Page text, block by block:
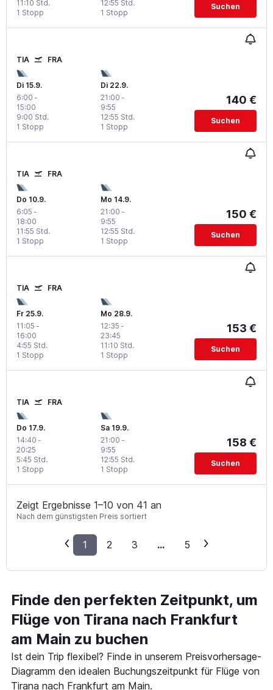
1 Stopp
11:10 Std.
1 Stopp
12:55 Std. Suchen
TIA FRA
Di 15.9.
6:00 -
15:00
1 Stopp
9:00 Std.
Di 22.9.
21:00 -
9:55
1 Stopp
12:55 Std.
140 €
Suchen
TIA FRA
Do 10.9.
6:05 -
18:00
1 Stopp
11:55 Std.
Mo 14.9.
21:00 -
9:55
1 Stopp
12:55 Std.
150 €
Suchen
TIA FRA
Fr 25.9.
11:05 -
16:00
1 Stopp
4:55 Std.
Mo 28.9.
12:35 -
23:45
1 Stopp
11:10 Std.
153 €
Suchen
TIA FRA
Do 17.9.
14:40 -
20:25
1 Stopp
5:45 Std.
Sa 19.9.
21:00 -
9:55
1 Stopp
12:55 Std.
158 €
Suchen
Zeigt Ergebnisse 1–10 von 41 an
Nach dem günstigsten Preis sortiert
1 2 3 ... 5
Finde den perfekten Zeitpunkt, um
Flüge von Tirana nach Frankfurt
am Main zu buchen
Ist dein Trip flexibel? Finde in unserem Preisvorhersage-
Diagramm den idealen Buchungszeitpunkt für Flüge von
Tirana nach Frankfurt am Main.